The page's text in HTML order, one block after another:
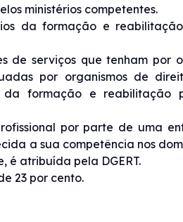
ministérios competentes.
da formação e
de serviços que tenham por
por organismos de
formação e reabilitação
por parte de uma
a sua competência nos
é atribuída pela DGERT.
23 por cento.